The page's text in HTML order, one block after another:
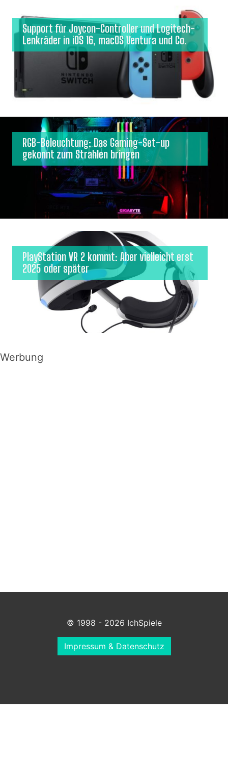
Support für Joycon-Controller und Logitech-
Lenkräder in iOS 16, macOS Ventura und Co.
RGB-Beleuchtung: Das Gaming-Set-up
gekonnt zum Strahlen bringen
PlayStation VR 2 kommt: Aber vielleicht erst
2025 oder später
Werbung
© 1998 - 2026 IchSpiele
Impressum & Datenschutz